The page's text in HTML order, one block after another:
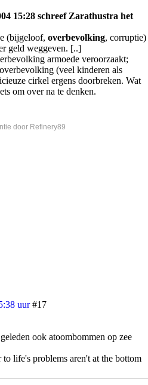
15:28 schreef Zarathustra het
(bijgeloof, overbevolking, corruptie)
geld weggeven. [..]
armoede veroorzaakt;
(veel kinderen als
cirkel ergens doorbreken. Wat
om over na te denken.
door Refinery89
uur #17
ook atoombommen op zee
life's problems aren't at the bottom